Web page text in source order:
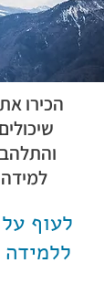
הכירו